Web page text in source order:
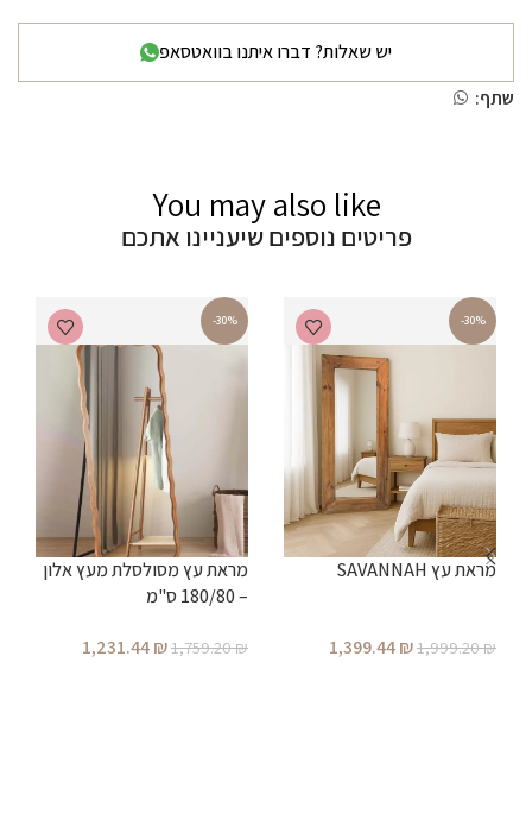
יש שאלות? דברו איתנו בוואטסאפ
שתף:
You may also like
פריטים נוספים שיעניינו אתכם
-30%
מראת עץ SAVANNAH
1,999.20₪
1,399.44₪
-30%
מראת עץ מסולסלת מעץ אלון
– 180/80 ס"מ
1,759.20₪
1,231.44₪